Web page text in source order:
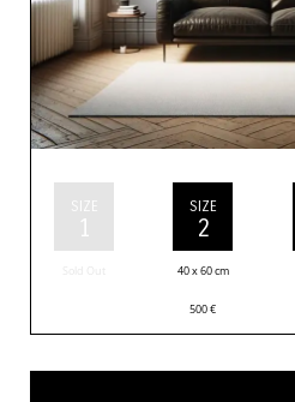
SIZE
1
SIZE
2
40 x 60 cm
500€